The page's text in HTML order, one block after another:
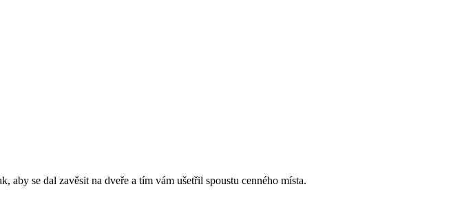
se dal zavěsit na dveře a tím vám ušetřil spoustu cenného místa.